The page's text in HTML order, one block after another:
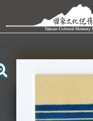
跳到主要內容區塊